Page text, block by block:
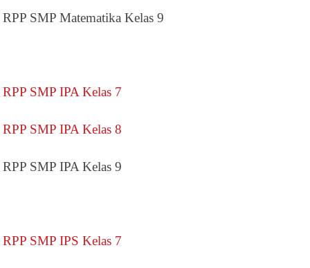
RPP SMP Matematika Kelas 9
RPP SMP IPA Kelas 7
RPP SMP IPA Kelas 8
RPP SMP IPA Kelas 9
RPP SMP IPS Kelas 7